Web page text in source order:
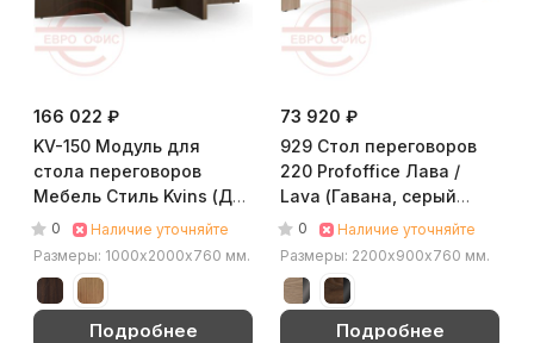
166 022 ₽
KV-150 Модуль для
стола переговоров
Мебель Стиль Kvins (Дуб
жжёный)
0
Наличие уточняйте
Размеры: 1000х2000х760 мм.
Подробнее
73 920 ₽
929 Стол переговоров
220 Profoffice Лава /
Lava (Гавана, серый
глянец)
0
Наличие уточняйте
Размеры: 2200х900х760 мм.
Подробнее